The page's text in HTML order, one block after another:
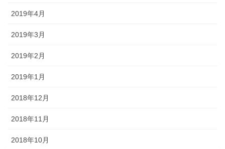
2019年4月
2019年3月
2019年2月
2019年1月
2018年12月
2018年11月
2018年10月